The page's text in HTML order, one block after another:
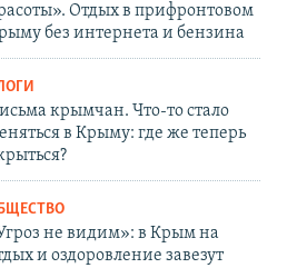
Отдых в прифронтовом
без интернета и бензина
крымчан. Что-то стало
в Крыму: где же теперь
не видим»: в Крым на
и оздоровление завезут